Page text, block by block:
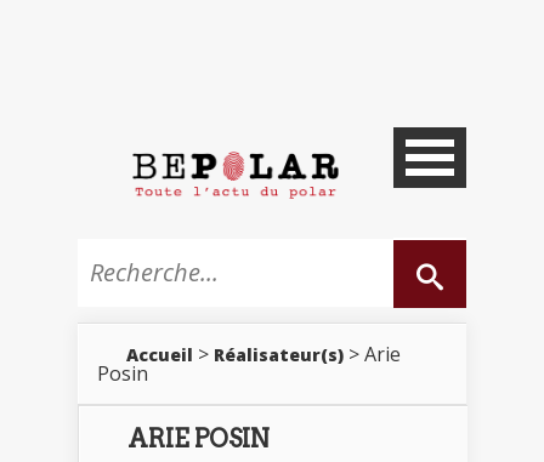
Accueil > Réalisateur(s) > Arie
Posin
ARIE POSIN